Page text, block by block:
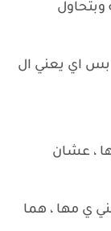
اي يعني ال
، عشان
ي مها ، هما